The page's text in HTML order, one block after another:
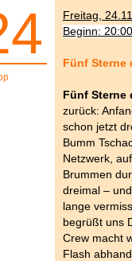
Freitag,
Beginn:
Fünf Sterne
Fünf Sterne
zurück:
schon jetzt
Bumm
Netzwerk,
Brummen
dreimal –
lange
begrüßt uns
Crew macht
Flash